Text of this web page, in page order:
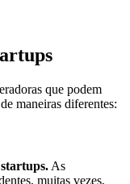
que podem
maneiras diferentes:
As
muitas vezes,